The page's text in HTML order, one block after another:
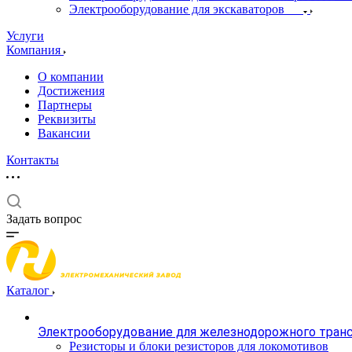
Электрооборудование для экскаваторов
Услуги
Компания
О компании
Достижения
Партнеры
Реквизиты
Вакансии
Контакты
Задать вопрос
Каталог
Электрооборудование для железнодорожного
Резисторы и блоки резисторов для локомотивов